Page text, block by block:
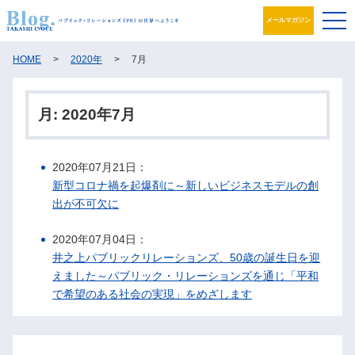
メールマガジン
ブログ
プロフィール
パブリック・リレーションズとは
アカデミック活動
井之上PRグループ
HOME > 2020年 > 7月
月: 2020年7月
2020年07月21日：
新型コロナ禍を起爆剤に～新しいビジネスモデルの創
出が不可欠に
2020年07月04日：
井之上パブリックリレーションズ、50歳の誕生日を迎
えました～パブリック・リレーションズを通じ「平和
で希望のある社会の実現」をめざします